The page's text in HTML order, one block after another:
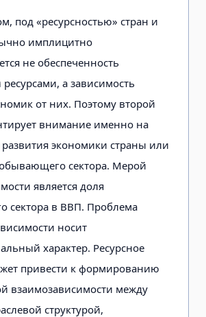
под «ресурсностью» стран и
имплицитно
не обеспеченность
а зависимость
от них. Поэтому второй
внимание именно на
экономики страны или
сектора. Мерой
является доля
сектора в ВВП. Проблема
носит
характер. Ресурсное
привести к формированию
взаимозависимости между
структурой,